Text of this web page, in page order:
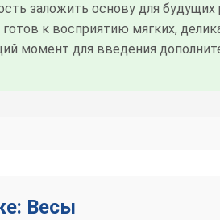
заложить основу для будущих
готов к восприятию мягких,
момент для введения
Весы